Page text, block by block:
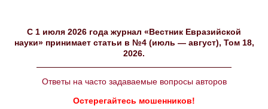
C 1 июля 2026 года журнал «Вестник Евразийской
науки» принимает статьи в №4 (июль — август), Том 18,
2026.
Ответы на часто задаваемые вопросы авторов
Остерегайтесь мошенников!